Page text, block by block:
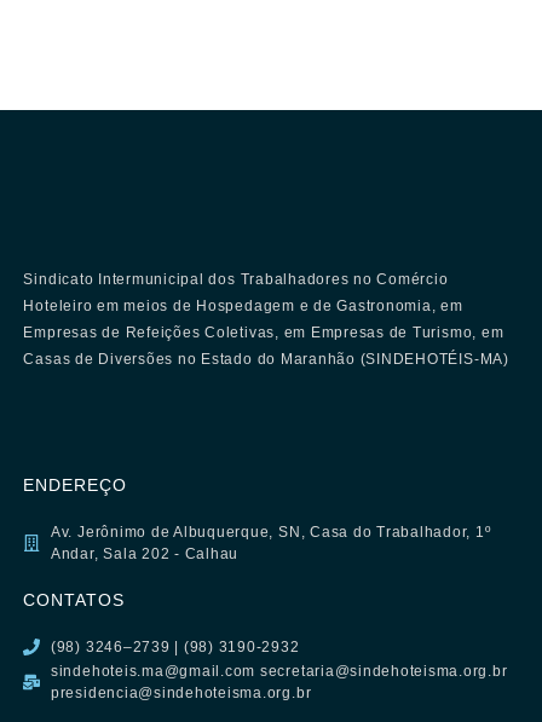
Sindicato Intermunicipal dos Trabalhadores no Comércio
Hoteleiro em meios de Hospedagem e de Gastronomia, em
Empresas de Refeições Coletivas, em Empresas de Turismo, em
Casas de Diversões no Estado do Maranhão (SINDEHOTÉIS-MA)
ENDEREÇO
Av. Jerônimo de Albuquerque, SN, Casa do Trabalhador, 1º
Andar, Sala 202 - Calhau
CONTATOS
(98) 3246–2739 | (98) 3190-2932
sindehoteis.ma@gmail.com secretaria@sindehoteisma.org.br
presidencia@sindehoteisma.org.br